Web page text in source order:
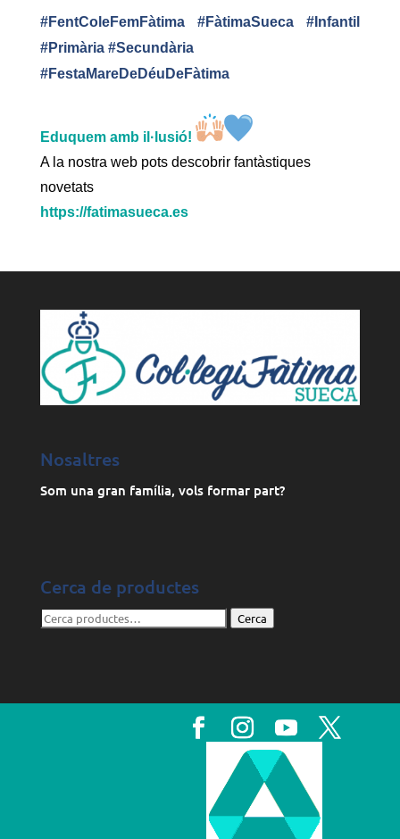
#FentColeFemFàtima #FàtimaSueca #Infantil
#Primària #Secundària
#FestaMareDeDéuDeFàtima
Eduquem amb il·lusió!
A la nostra web pots descobrir fantàstiques
novetats
https://fatimasueca.es
Nosaltres
Som una gran família, vols formar part?
Cerca de productes
Cerca: Cerca